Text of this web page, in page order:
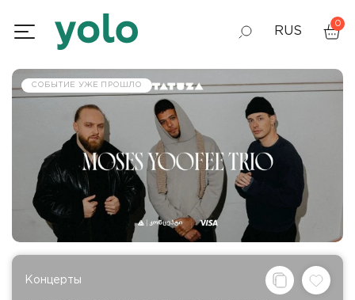
RUS
GEO
ENG
0
СОБЫТИЕ УЖЕ ПРОШЛО
Концерты